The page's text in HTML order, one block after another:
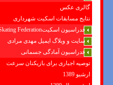
گالری عکس
نتایج مسابقات اسکیت شهرداری
فدراسیون اسکیتIran Roller Skating Federation
سایت و وبلاگ ایمیل مهدی مرادی
فدراسیون آمادگی جسمانی
توصیه اجباری برای بازیکنان سرعت
ارشیو 1389